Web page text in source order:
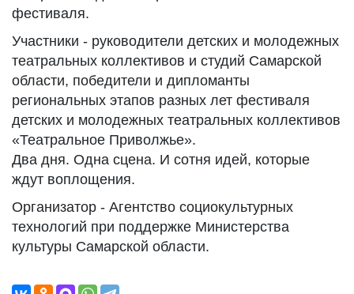
фестиваля.
Участники - руководители детских и молодежных
театральных коллективов и студий Самарской
области, победители и дипломанты
региональных этапов разных лет фестиваля
детских и молодежных театральных коллективов
«Театральное Приволжье».
Два дня. Одна сцена. И сотня идей, которые
ждут воплощения.
Организатор - Агентство социокультурных
технологий при поддержке Министерства
культуры Самарской области.